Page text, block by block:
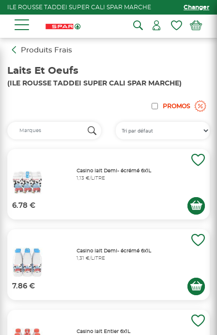
ILE ROUSSE TADDEI SUPER CALI SPAR MARCHE Changer
Produits Frais
Laits Et Oeufs
(ILE ROUSSE TADDEI SUPER CALI SPAR MARCHE)
PROMOS
Casino lait Demi- écrémé 6x1L
1,13 €/LITRE
6.78 €
Casino lait Demi- écrémé 6x1L
1,31 €/LITRE
7.86 €
Casino lait Entier 6x1L